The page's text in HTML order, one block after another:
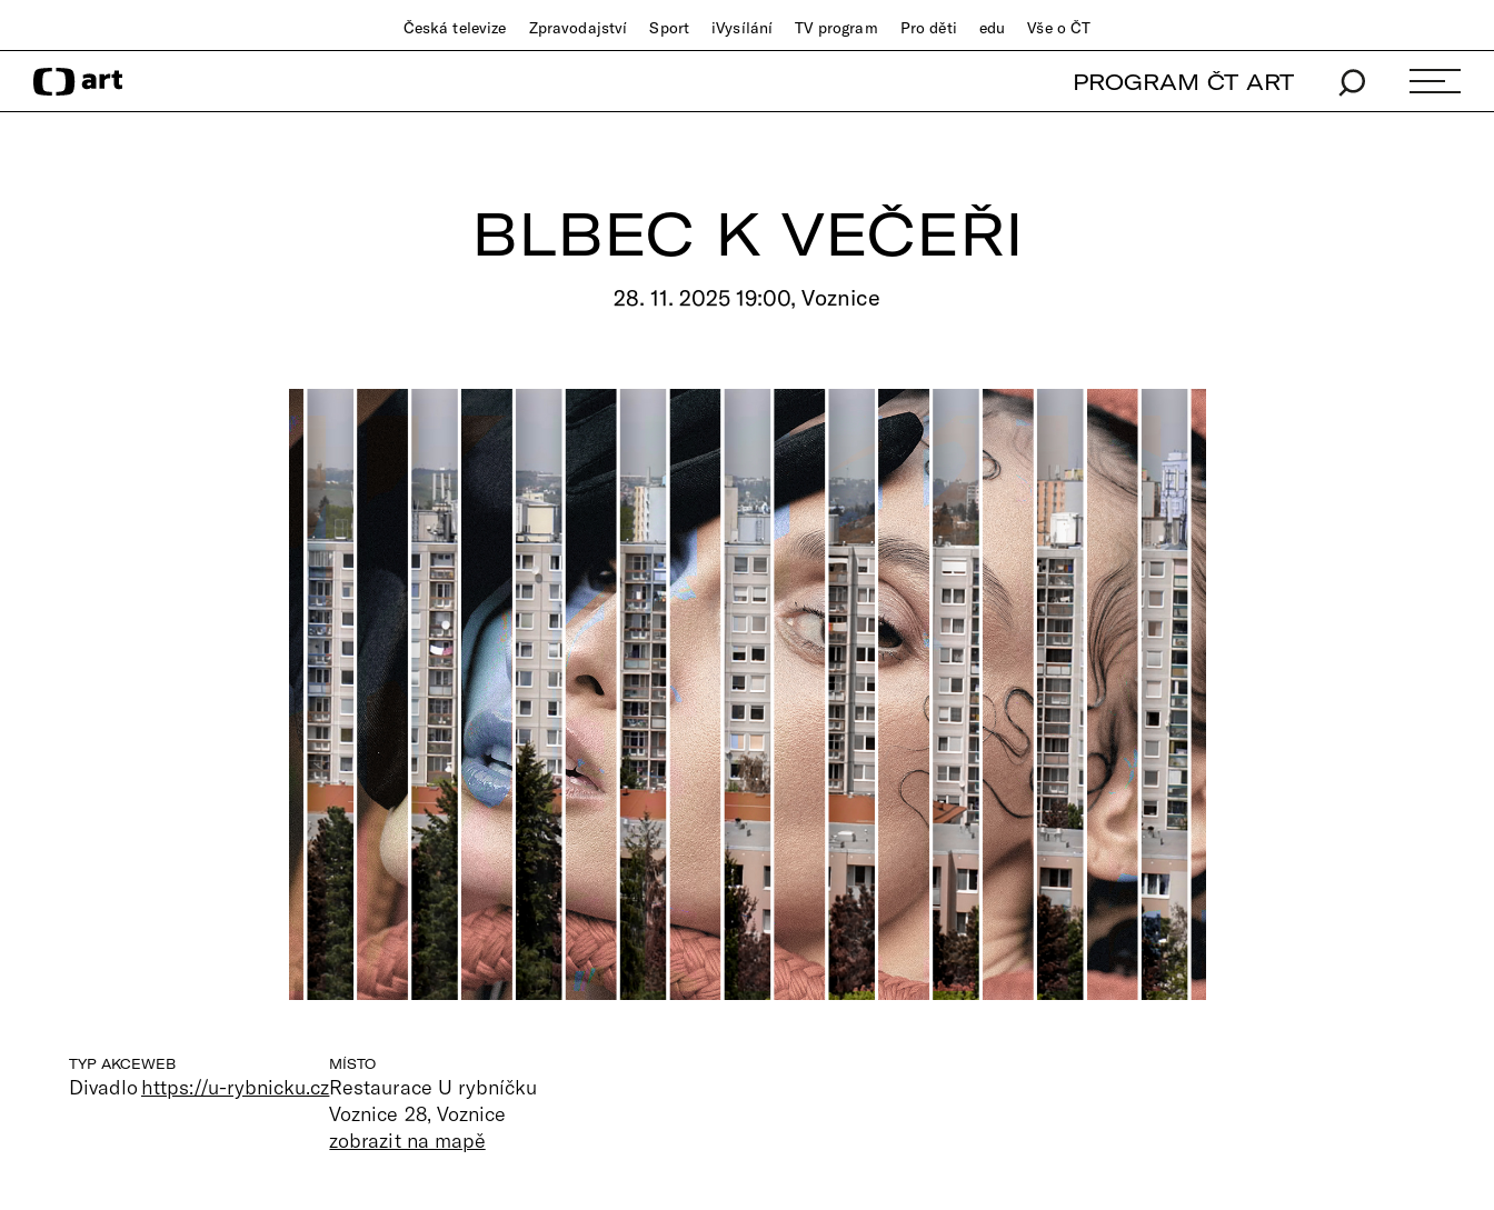
Česká televize Zpravodajství Sport iVysílání TV program Pro děti edu Vše o ČT
PROGRAM ČT ART
BLBEC K VEČEŘI
28. 11. 2025 19:00, Voznice
TYP AKCE
Divadlo
WEB
https://u-rybnicku.cz
MÍSTO
Restaurace U rybníčku
Voznice 28, Voznice
zobrazit na mapě